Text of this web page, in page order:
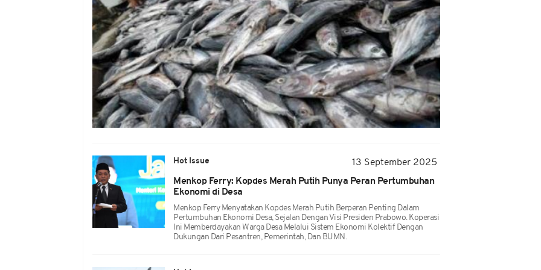
Hot Issue
13 September 2025
Menkop Ferry: Kopdes Merah Putih Punya Peran Pertumbuhan
Ekonomi di Desa
Menkop Ferry Menyatakan Kopdes Merah Putih Berperan Penting Dalam
Pertumbuhan Ekonomi Desa, Sejalan Dengan Visi Presiden Prabowo. Koperasi
Ini Memberdayakan Warga Desa Melalui Sistem Ekonomi Kolektif Dengan
Dukungan Dari Pesantren, Pemerintah, Dan BUMN.